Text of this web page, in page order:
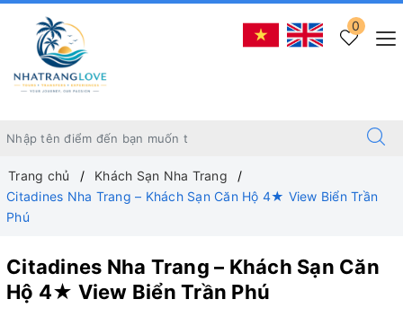
0
Trang chủ
Khách Sạn Nha Trang
Citadines Nha Trang – Khách Sạn Căn Hộ 4★ View Biển Trần
Phú
Citadines Nha Trang – Khách Sạn Căn
Hộ 4★ View Biển Trần Phú